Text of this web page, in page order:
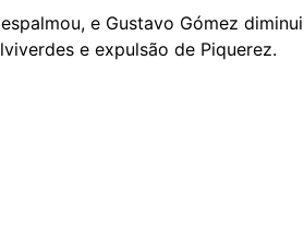
e Gustavo Gómez
e expulsão de Piquerez.